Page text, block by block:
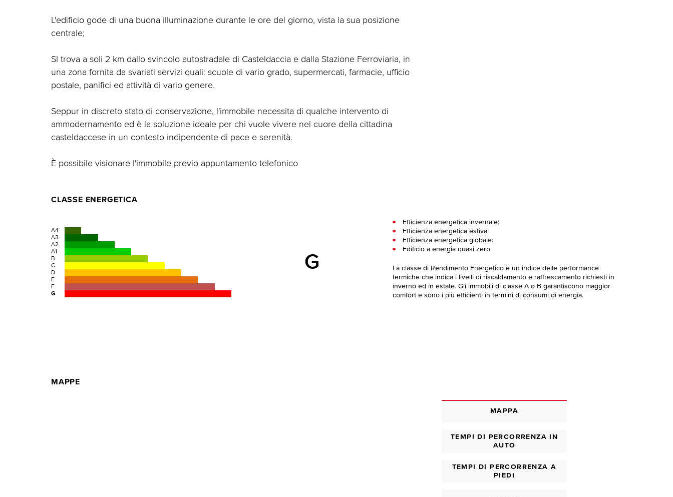
L'edificio gode di una buona illuminazione durante le ore del giorno, vista la sua posizione
centrale;
SI trova a soli 2 km dallo svincolo autostradale di Casteldaccia e dalla Stazione Ferroviaria, in
una zona fornita da svariati servizi quali: scuole di vario grado, supermercati, farmacie, ufficio
postale, panifici ed attività di vario genere.
Seppur in discreto stato di conservazione, l'immobile necessita di qualche intervento di
ammodernamento ed è la soluzione ideale per chi vuole vivere nel cuore della cittadina
casteldaccese in un contesto indipendente di pace e serenità.
È possibile visionare l'immobile previo appuntamento telefonico
CLASSE ENERGETICA
A4
A3
A2
A1
B
C
D
E
F
G
G
Efficienza energetica invernale:
Efficienza energetica estiva:
Efficienza energetica globale:
Edificio a energia quasi zero
La classe di Rendimento Energetico è un indice delle performance
termiche che indica i livelli di riscaldamento e raffrescamento richiesti in
inverno ed in estate. Gli immobili di classe A o B garantiscono maggior
comfort e sono i più efficienti in termini di consumi di energia.
MAPPE
MAPPA
TEMPI DI PERCORRENZA IN
AUTO
TEMPI DI PERCORRENZA A
PIEDI